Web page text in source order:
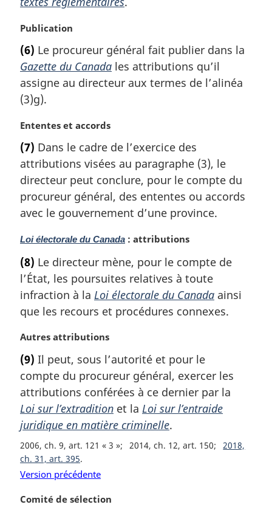
:
g
i
a
l
:
N
t
e
m
a
r
g
n
a
e
:
Publication
(6) Le procureur général fait publier dans la
Gazette du Canada les attributions qu’il
assigne au directeur aux termes de l’alinéa
(3)g).
N
t
e
m
a
r
g
n
a
l
e
:
Ententes et accords
(7) Dans le cadre de l’exercice des
attributions visées au paragraphe (3), le
directeur peut conclure, pour le compte du
procureur général, des ententes ou accords
avec le gouvernement d’une province.
N
t
e
m
r
g
n
a
e
:
Loi électorale du Canada : attributions
(8) Le directeur mène, pour le compte de
l’État, les poursuites relatives à toute
infraction à la Loi électorale du Canada ainsi
que les recours et procédures connexes.
N
t
e
m
a
r
g
i
n
a
e
Autres attributions
(9) Il peut, sous l’autorité et pour le
compte du procureur général, exercer les
attributions conférées à ce dernier par la
Loi sur l’extradition et la Loi sur l’entraide
juridique en matière criminelle.
2006, ch. 9, art. 121 « 3 » 2014, ch. 12, art. 150
2018,
ch. 31, art. 395
Version précédente
N
Comité de sélection